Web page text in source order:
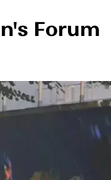
Forum